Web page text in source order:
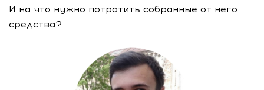
И на что нужно потратить собранные от него
средства?